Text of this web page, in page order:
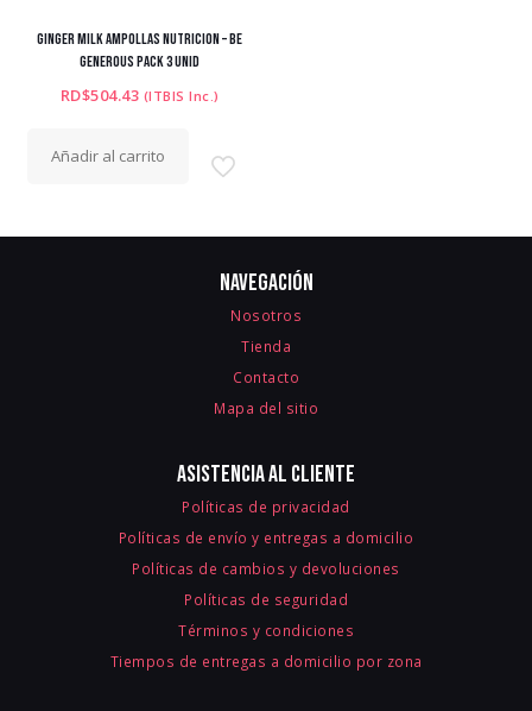
GINGER MILK AMPOLLAS NUTRICION – BE
GENEROUS PACK 3 UNID
RD$504.43 (ITBIS Inc.)
Añadir al carrito
Navegación
Nosotros
Tienda
Contacto
Mapa del sitio
Asistencia al cliente
Políticas de privacidad
Políticas de envío y entregas a domicilio
Políticas de cambios y devoluciones
Políticas de seguridad
Términos y condiciones
Tiempos de entregas a domicilio por zona